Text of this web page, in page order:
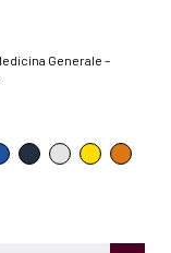
Generale –